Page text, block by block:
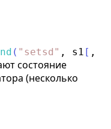
( " setsd " , s1 [ ,
состояние
(несколько